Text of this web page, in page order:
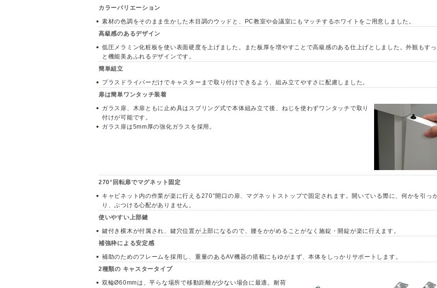
カラーバリエーション
素材の色調をそのまま生かした木目調のウッドと、PC教室や会議室にもマッチするホワイトをご用意しました。
高級感のあるデザイン
低圧メラミン化粧板を使い表面硬度を上げました。また板厚を増やすことで高級感のある仕上げとしました。外観もす
と機能美あふれるデザインです。
簡単組立
プラスドライバーだけでキャスターまで取り付けできるよう、組み立てやすさに配慮しました。
扉は簡単ワンタッチ装着
ガラス扉、木扉ともに止め具はスプリング式で本体組み立て後、ねじを使わずワンタッチで取り
付けが可能です。
ガラス扉は5mm厚の強化ガラスを採用。
270°回転扉でマグネット固定
キャビネット内の作業が楽に行える270°開口の扉、マグネットストップで固定されます。開いている際に、何かを引っ
り、ぶつける心配がありません。
使いやすい上部鍵
鍵付き横木が付属され、鍵穴位置が上部になるので、腰をかがめることがなく施錠・開錠が楽に行えます。
補強枠による安定感
補助のためのフレームを採用し、重量のあるAV機器の搭載にもゆがまず、本体をしっかりサポートします。
2種類の キャスタータイプ
双輪Ø60mmは、平らな場所で移動距離が少ない場合に最適。耐荷